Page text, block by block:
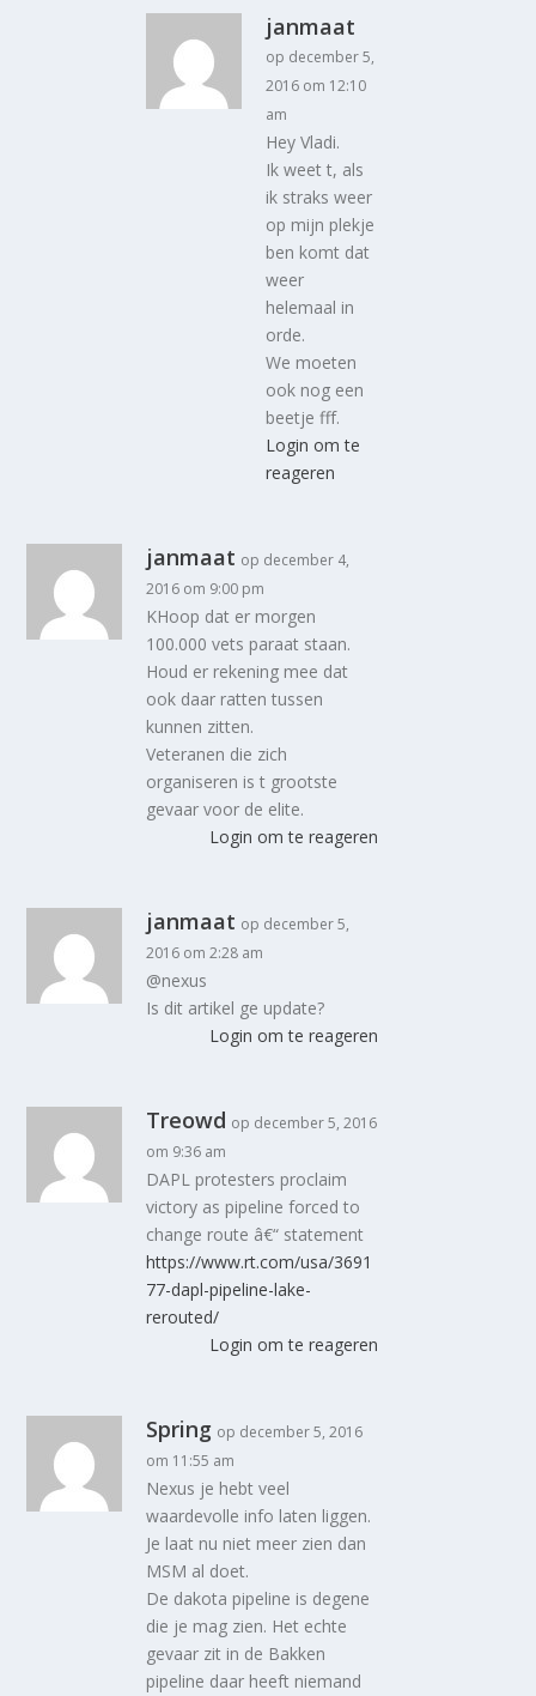
janmaat
op december 5,
2016 om 12:10
am
Hey Vladi.
Ik weet t, als
ik straks weer
op mijn plekje
ben komt dat
weer
helemaal in
orde.
We moeten
ook nog een
beetje fff.
Login om te
reageren
janmaat op december 4,
2016 om 9:00 pm
KHoop dat er morgen
100.000 vets paraat staan.
Houd er rekening mee dat
ook daar ratten tussen
kunnen zitten.
Veteranen die zich
organiseren is t grootste
gevaar voor de elite.
Login om te reageren
janmaat op december 5,
2016 om 2:28 am
@nexus
Is dit artikel ge update?
Login om te reageren
Treowd op december 5, 2016
om 9:36 am
DAPL protesters proclaim
victory as pipeline forced to
change route â€“ statement
https://www.rt.com/usa/3691
77-dapl-pipeline-lake-
rerouted/
Login om te reageren
Spring op december 5, 2016
om 11:55 am
Nexus je hebt veel
waardevolle info laten liggen.
Je laat nu niet meer zien dan
MSM al doet.
De dakota pipeline is degene
die je mag zien. Het echte
gevaar zit in de Bakken
pipeline daar heeft niemand